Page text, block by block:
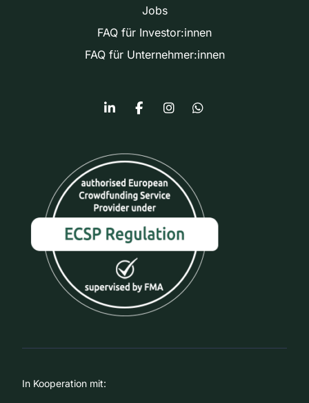
Jobs
FAQ für Investor:innen
FAQ für Unternehmer:innen
In Kooperation mit: